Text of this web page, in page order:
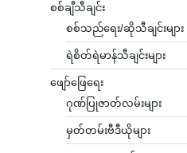
စစ်ချီသီချင်း
စစ်သည်ရေး/ဆိုသီချင်းများ
ရဲစိတ်ရဲမာန်သီချင်းများ
ဖျော်ဖြေရေး
ဂုဏ်ပြုဇာတ်လမ်းများ
မှတ်တမ်းဗီဒီယိုများ